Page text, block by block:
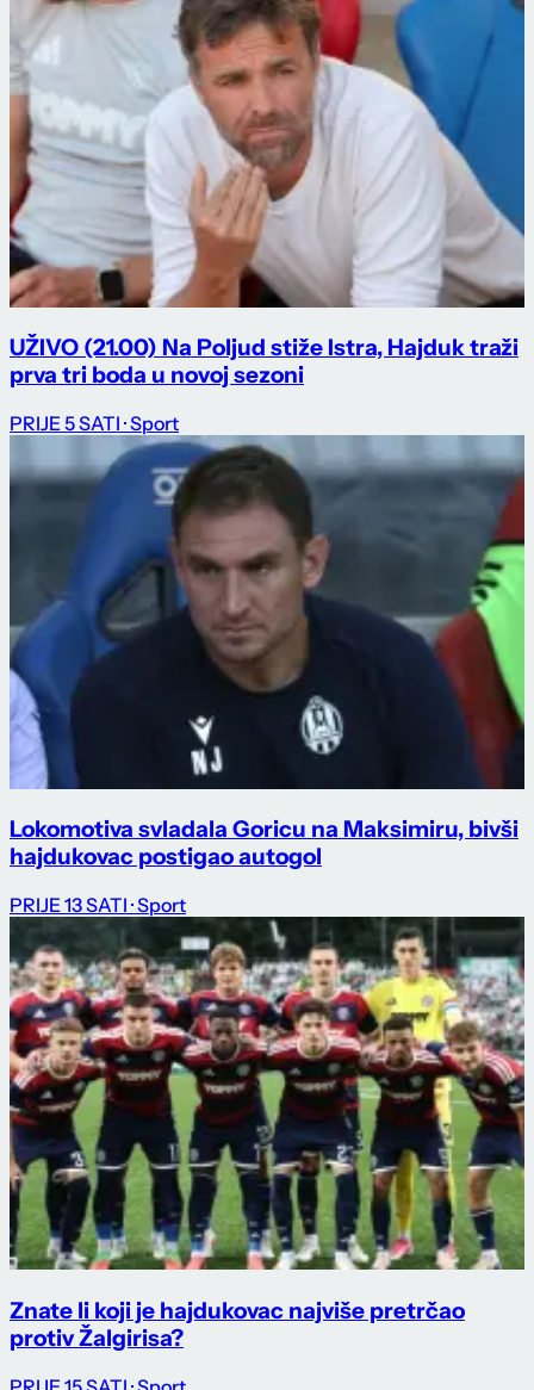
UŽIVO (21.00) Na Poljud stiže Istra, Hajduk traži
prva tri boda u novoj sezoni
PRIJE 5 SATI · Sport
Lokomotiva svladala Goricu na Maksimiru, bivši
hajdukovac postigao autogol
PRIJE 13 SATI · Sport
Znate li koji je hajdukovac najviše pretrčao
protiv Žalgirisa?